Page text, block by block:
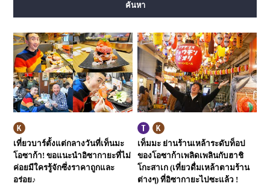
สายอิมาซาโตะซุจิ สายนิวแทรม
ค้นหา
เที่ยวบาร์ตั้งแต่กลางวันที่เท็นมะ
โอซาก้า! ขอแนะนำอิซากายะที่ไม่
ค่อยมีใครรู้จักซึ่งราคาถูกและ
อร่อย♪
เท็มมะ ย่านร้านเหล้าระดับท็อป
ของโอซาก้าเพลิดเพลินกับฮาชิ
โกะสาเก (เที่ยวดื่มเหล้าตามร้าน
ต่างๆ) ที่อิซากายะไปซะแล้ว !